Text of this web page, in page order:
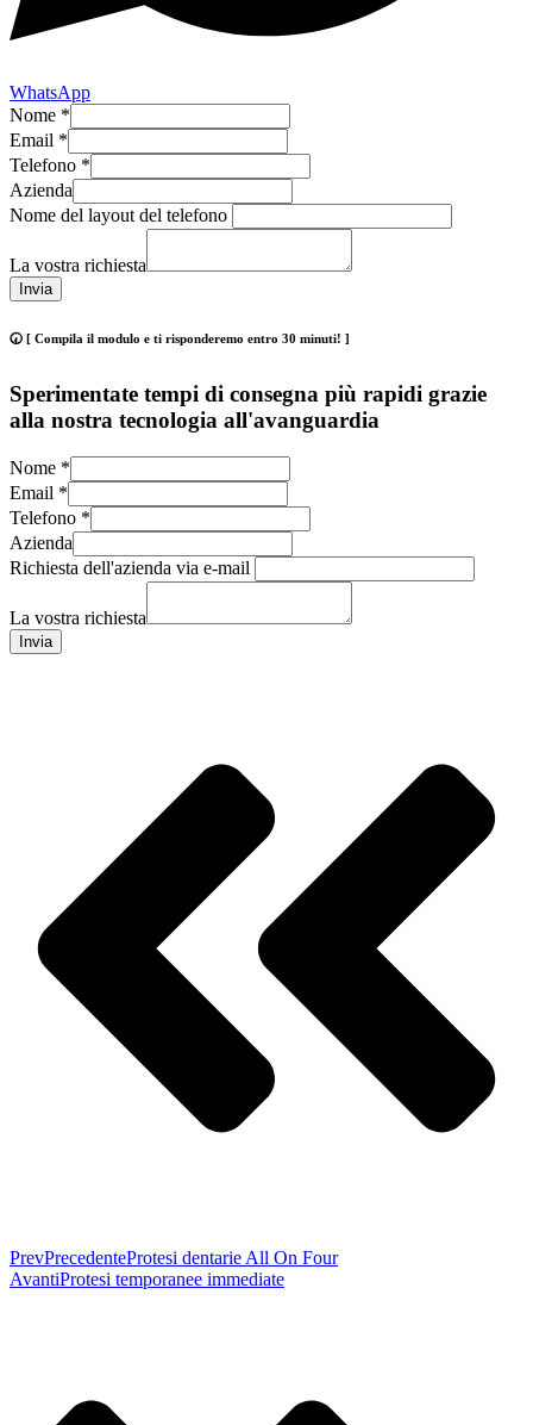
WhatsApp
Nome *
Email *
Telefono *
Azienda
Nome del layout del telefono
La vostra richiesta
Invia
🕢 [ Compila il modulo e ti risponderemo entro 30 minuti! ]
Sperimentate tempi di consegna più rapidi grazie
alla nostra tecnologia all'avanguardia
Nome *
Email *
Telefono *
Azienda
Richiesta dell'azienda via e-mail
La vostra richiesta
Invia
PrevPrecedenteProtesi dentarie All On Four
AvantiProtesi temporanee immediate